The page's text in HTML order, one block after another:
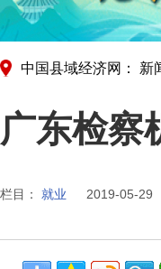
中国县域经济网： 新
广东检察
栏目： 就业 2019-05-29